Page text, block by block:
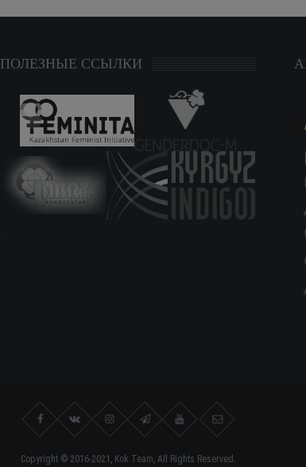
ПОЛЕЗНЫЕ ССЫЛКИ
Copyright © 2016-2021, Kok.Team, All Rights Reserved.